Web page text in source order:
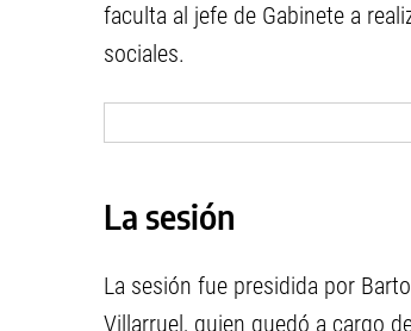
faculta al jefe de Gabinete a
sociales.
La sesión
La sesión fue presidida por
Villarruel, quien quedó a cargo